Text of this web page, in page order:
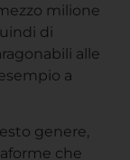
milione
di
alle
a
genere,
che